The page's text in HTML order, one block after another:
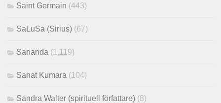
Saint Germain (443)
SaLuSa (Sirius) (67)
Sananda (1,119)
Sanat Kumara (104)
Sandra Walter (spirituell författare) (8)